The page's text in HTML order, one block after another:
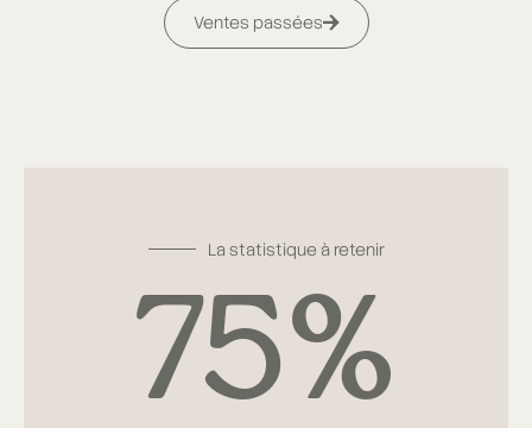
Ventes passées
La statistique à retenir
75%